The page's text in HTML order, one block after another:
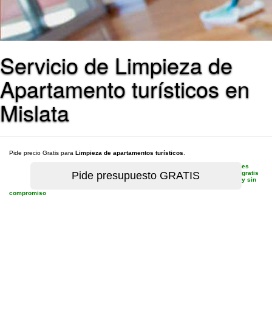
Servicio de Limpieza de
Apartamento turísticos en
Mislata
Pide precio Gratis para Limpieza de apartamentos turísticos
es
gratis
y sin
compromiso